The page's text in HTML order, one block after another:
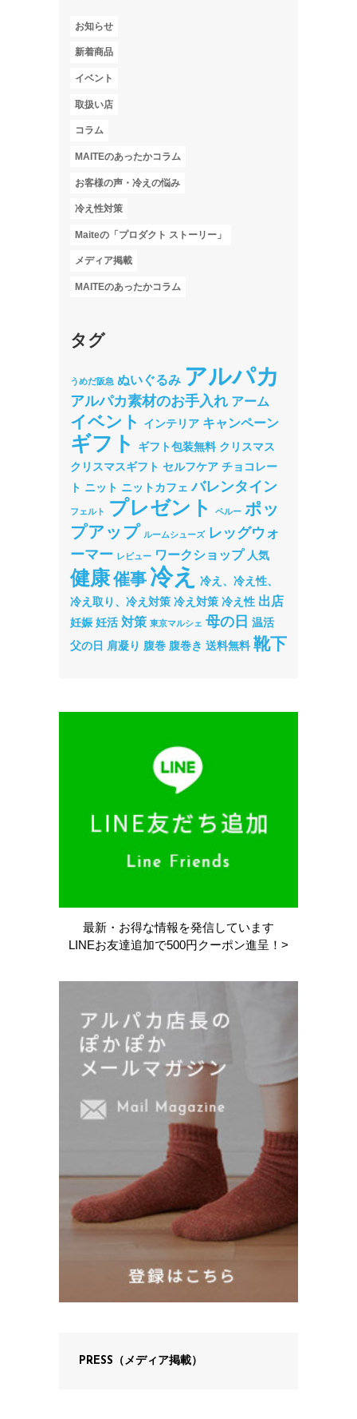
お知らせ
新着商品
イベント
取扱い店
コラム
MAITEのあったかコラム
お客様の声・冷えの悩み
冷え性対策
Maiteの「プロダクト ストーリー」
メディア掲載
MAITEのあったかコラム
タグ
うめだ阪急 ぬいぐるみ アルパカ
アルパカ素材のお手入れ アーム
イベント インテリア キャンペーン
ギフト ギフト包装無料 クリスマス
クリスマスギフト セルフケア チョコレー
ト ニット ニットカフェ バレンタイン
フェルト プレゼント ペルー ポッ
プアップ ルームシューズ レッグウォ
ーマー レビュー ワークショップ 人気
健康催事 冷え
冷え、冷え性、
冷え取り、冷え対策 冷え対策 冷え性 出店
妊娠 妊活 対策 東京マルシェ 母の日 温活
父の日 肩凝り 腹巻 腹巻き 送料無料 靴下
最新・お得な情報を発信しています
LINEお友達追加で500円クーポン進呈！>
PRESS（メディア掲載）